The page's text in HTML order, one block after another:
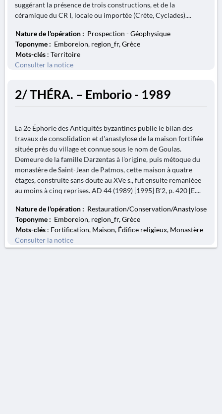
suggérant la présence de trois constructions, et de la
céramique du CR I, locale ou importée (Crète, Cyclades)....
Nature de l'opération : Prospection - Géophysique
Toponyme : Emboreion, region_fr, Grèce
Mots-clés : Territoire
Consulter la notice
2/ THÉRA. – Emborio - 1989
La 2e Éphorie des Antiquités byzantines publie le bilan des
travaux de consolidation et d'anastylose de la maison fortifiée
située près du village et connue sous le nom de Goulas.
Demeure de la famille Darzentas à l'origine, puis métoque du
monastère de Saint-Jean de Patmos, cette maison à quatre
étages, construite sans doute au XVe s., fut ensuite remaniéee
au moins à cinq reprises. AD 44 (1989) [1995] B'2, p. 420 [E....
Nature de l'opération : Restauration/Conservation/Anastylose
Toponyme : Emboreion, region_fr, Grèce
Mots-clés : Fortification, Maison, Édifice religieux, Monastère
Consulter la notice